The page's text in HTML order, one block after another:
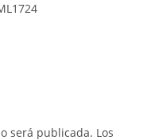
será publicada. Los